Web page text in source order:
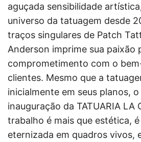
aguçada sensibilidade
universo da tatuagem desde
traços singulares de Patch
Anderson imprime sua paixão
comprometimento com o
clientes. Mesmo que a
inicialmente em seus planos,
inauguração da TATUARIA LA
trabalho é mais que estética,
eternizada em quadros vivos,